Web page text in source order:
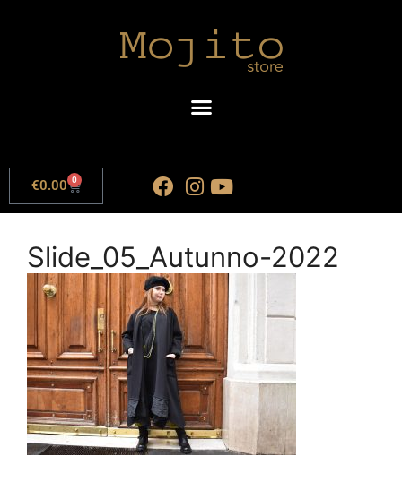
€0.00 0
Slide_05_Autunno-2022